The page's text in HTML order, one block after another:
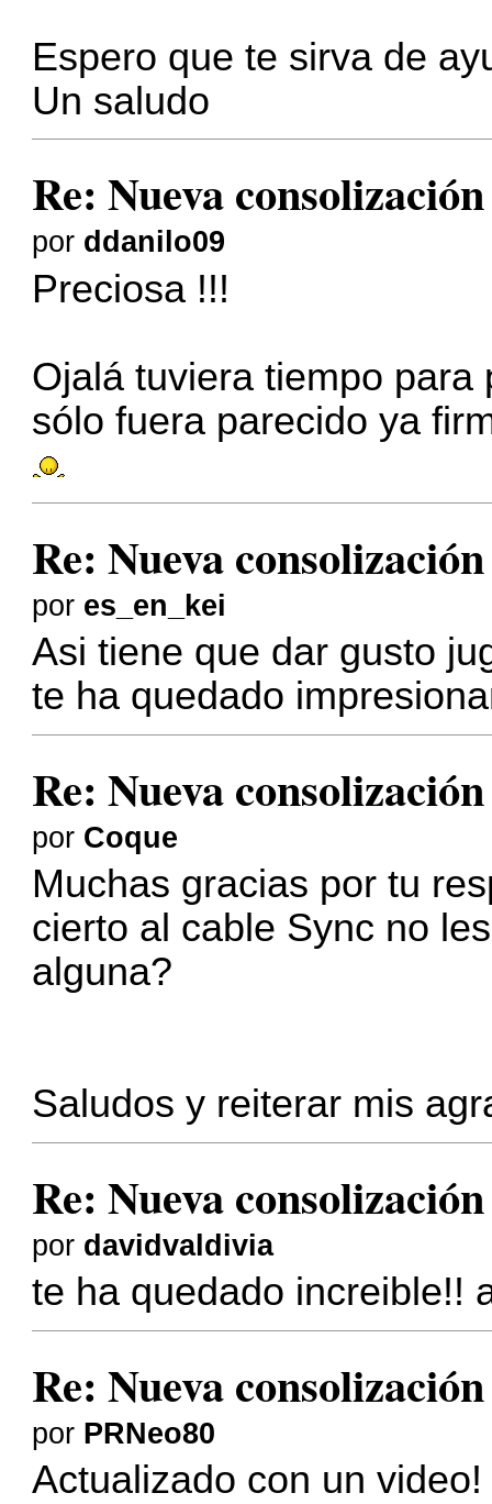
Espero que te sirva de
Un saludo
Re: Nueva
por ddanilo09
Preciosa !!!
Ojalá tuviera tiempo
sólo fuera parecido ya
Re: Nueva
por es_en_kei
Asi tiene que dar gusto
te ha quedado
Re: Nueva
por Coque
Muchas gracias por tu
cierto al cable Sync no
alguna?
Saludos y reiterar mis
Re: Nueva
por davidvaldivia
te ha quedado increible!!
Re: Nueva
por PRNeo80
Actualizado con un video!